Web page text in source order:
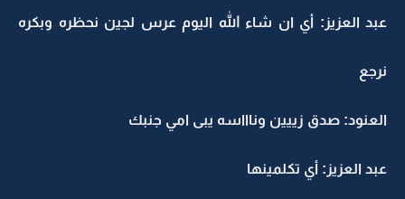
عبد العزيز: أي ان شاء الله اليوم عرس لجين نحظره وبكره
نرجع
العنود: صدق زييين وناااسه يبى امي جنبك
عبد العزيز: أي تكلمينها